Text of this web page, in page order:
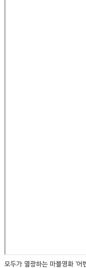
모두가 열광하는 마블영화 '어